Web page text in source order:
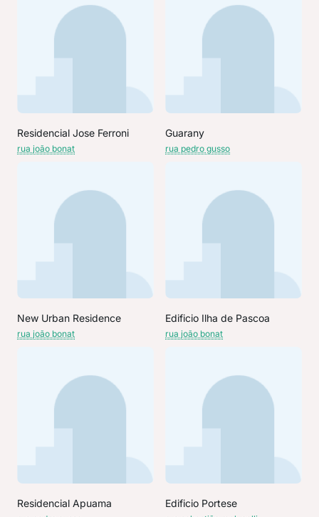
Residencial Jose Ferroni
rua joão bonat
Guarany
rua pedro gusso
New Urban Residence
rua joão bonat
Edificio Ilha de Pascoa
rua joão bonat
Residencial Apuama Edificio Portese